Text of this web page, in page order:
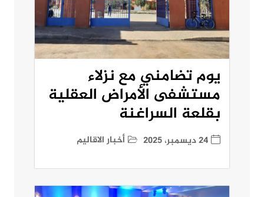
يوم تضامني مع نزلاء
مستشفى الأمراض العقلية
بقلعة السراغنة
24 ديسمبر، 2025 أخبار الاقاليم